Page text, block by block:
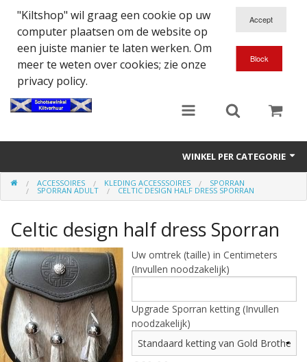
"Kiltshop" wil graag een cookie op uw
computer plaatsen om de website op
een juiste manier te laten werken. Om
meer te weten over cookies; zie onze
privacy policy.
WINKEL PER CATEGORIE
Accessoires
Eten en Drinken
Kilt - Kleding
Highland Titles
Verhuur
ACCESSOIRES KLEDING ACCESSSOIRES SPORRAN
SPORRAN ADULT CELTIC DESIGN HALF DRESS SPORRAN
Celtic design half dress Sporran
Uw omtrek (taille) in Centimeters
(Invullen noodzakelijk)
Upgrade Sporran ketting (Invullen
noodzakelijk)